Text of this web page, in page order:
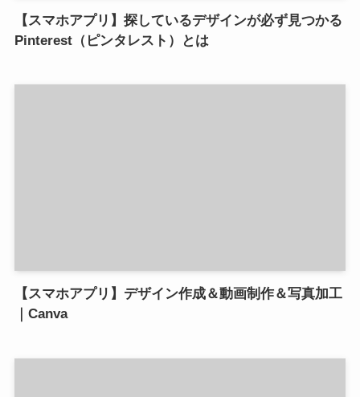
【スマホアプリ】探しているデザインが必ず見つかる
Pinterest（ピンタレスト）とは
【スマホアプリ】デザイン作成＆動画制作＆写真加工
｜Canva